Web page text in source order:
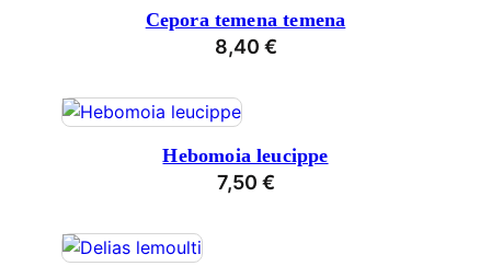
Cepora temena temena
8,40 €
Hebomoia leucippe
7,50 €